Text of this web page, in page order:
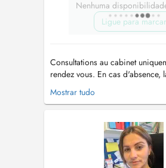
Nenhuma
Ligue para marcar
Consultations au cabinet
rendez vous. En cas d'absence,
Grammatikou assure le
aout 2023. Les rendez vous pour
que par téléphone et ne peuvent
combinés à d'autre motif de
Mostrar tudo